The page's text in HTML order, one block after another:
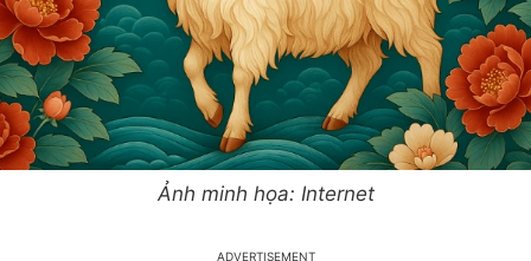
Ảnh minh họa: Internet